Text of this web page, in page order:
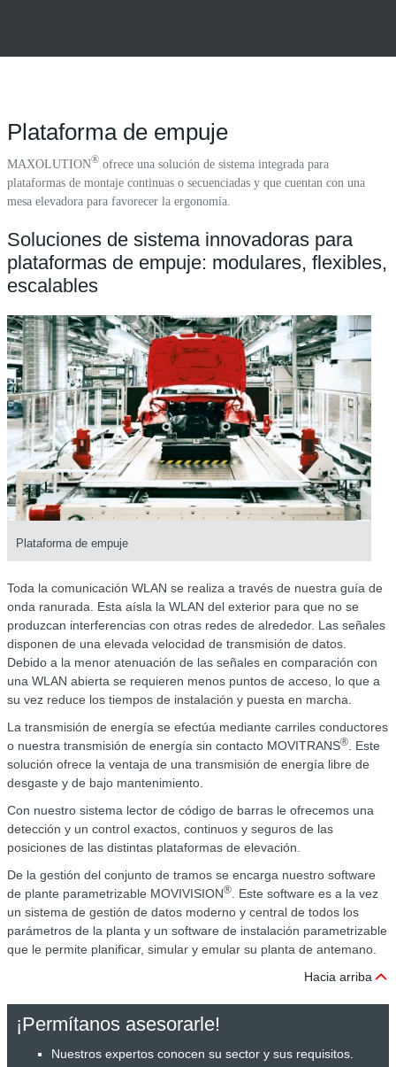
Plataforma de empuje
MAXOLUTION® ofrece una solución de sistema integrada para
plataformas de montaje continuas o secuenciadas y que cuentan con una
mesa elevadora para favorecer la ergonomía.
Soluciones de sistema innovadoras para
plataformas de empuje: modulares, flexibles,
escalables
Plataforma de empuje
Toda la comunicación WLAN se realiza a través de nuestra guía de
onda ranurada. Esta aísla la WLAN del exterior para que no se
produzcan interferencias con otras redes de alrededor. Las señales
disponen de una elevada velocidad de transmisión de datos.
Debido a la menor atenuación de las señales en comparación con
una WLAN abierta se requieren menos puntos de acceso, lo que a
su vez reduce los tiempos de instalación y puesta en marcha.
La transmisión de energía se efectúa mediante carriles conductores
o nuestra transmisión de energía sin contacto MOVITRANS®. Este
solución ofrece la ventaja de una transmisión de energía libre de
desgaste y de bajo mantenimiento.
Con nuestro sistema lector de código de barras le ofrecemos una
detección y un control exactos, continuos y seguros de las
posiciones de las distintas plataformas de elevación.
De la gestión del conjunto de tramos se encarga nuestro software
de plante parametrizable MOVIVISION®. Este software es a la vez
un sistema de gestión de datos moderno y central de todos los
parámetros de la planta y un software de instalación parametrizable
que le permite planificar, simular y emular su planta de antemano.
Hacia arriba
¡Permítanos asesorarle!
Nuestros expertos conocen su sector y sus requisitos.